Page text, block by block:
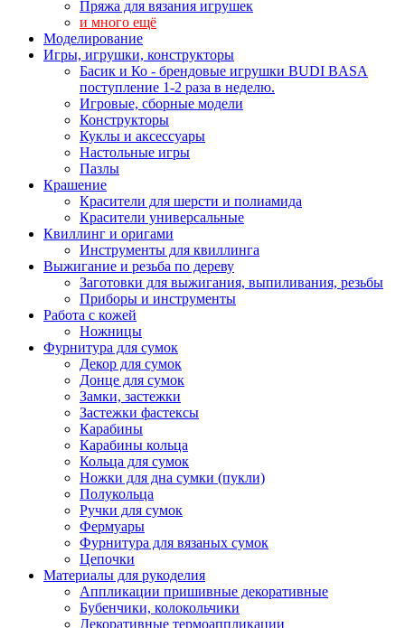
Пряжа для вязания игрушек
и много ещё
Моделирование
Игры, игрушки, конструкторы
Басик и Ко - брендовые игрушки BUDI BASA
поступление 1-2 раза в неделю.
Игровые, сборные модели
Конструкторы
Куклы и аксессуары
Настольные игры
Пазлы
Крашение
Красители для шерсти и полиамида
Красители универсальные
Квиллинг и оригами
Инструменты для квиллинга
Выжигание и резьба по дереву
Заготовки для выжигания, выпиливания, резьбы
Приборы и инструменты
Работа с кожей
Ножницы
Фурнитура для сумок
Декор для сумок
Донце для сумок
Замки, застежки
Застежки фастексы
Карабины
Карабины кольца
Кольца для сумок
Ножки для дна сумки (пукли)
Полукольца
Ручки для сумок
Фермуары
Фурнитура для вязаных сумок
Цепочки
Материалы для рукоделия
Аппликации пришивные декоративные
Бубенчики, колокольчики
Декоративные термоаппликации